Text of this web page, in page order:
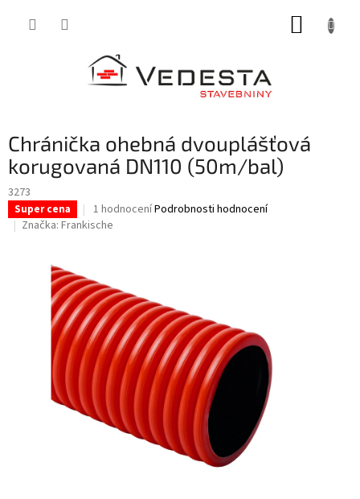
Chránička ohebná dvouplášťová
korugovaná DN110 (50m/bal)
3273
Super cena
Průměrné
hodnocení
z
5
hvězdiček.
1 hodnoceníPodrobnosti hodnocení
Značka: Frankische